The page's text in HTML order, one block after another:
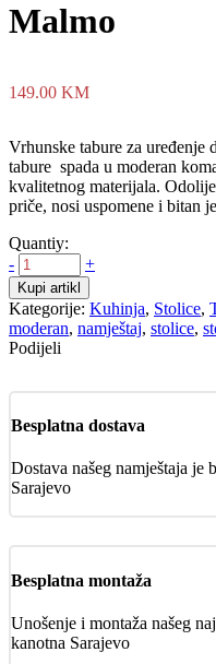
Malmo
149.00 KM
Vrhunske tabure za uređenje
tabure spada u moderan
kvalitetnog materijala.
priče, nosi uspomene i bitan
Quantiy:
-
+
Kupi artikl
Kategorije: Kuhinja, Stolice,
moderan, namještaj, stolice,
Podijeli
Besplatna dostava
Dostava našeg namještaja je
Sarajevo
Besplatna montaža
Unošenje i montaža našeg
kanotna Sarajevo